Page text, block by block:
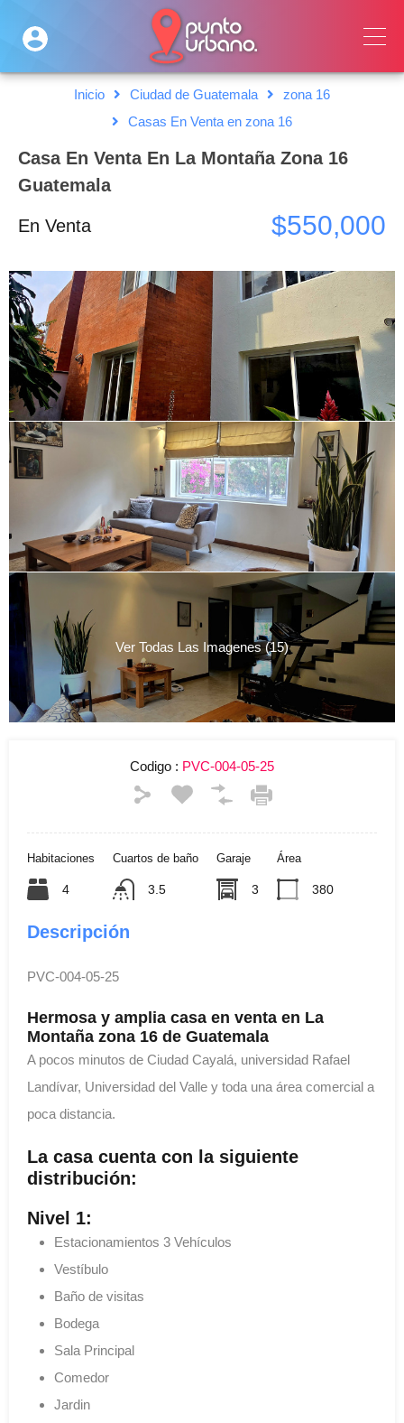
Inicio Ciudad de Guatemala
zona 16
Casas En Venta en zona 16
Casa En Venta En La Montaña Zona 16
Guatemala
En Venta $550,000
Ver Todas Las Imagenes (15)
Codigo : PVC-004-05-25
Habitaciones
4
Cuartos de baño
3.5
Garaje
3
Área
380
Descripción
PVC-004-05-25
Hermosa y amplia casa en venta en La
Montaña zona 16 de Guatemala
A pocos minutos de Ciudad Cayalá, universidad Rafael
Landívar, Universidad del Valle y toda una área comercial a
poca distancia.
La casa cuenta con la siguiente
distribución:
Nivel 1:
Estacionamientos 3 Vehículos
Vestíbulo
Baño de visitas
Bodega
Sala Principal
Comedor
Jardin